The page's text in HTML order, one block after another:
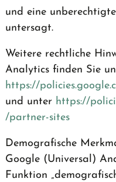
und eine
untersagt.
Weitere rechtliche
Analytics finden Sie
https://
und unter https://
/partner-sites
Demografische
Google (Universal)
Funktion